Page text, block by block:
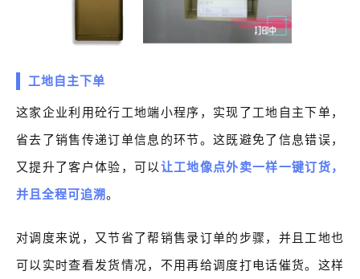
工地自主下单
这家企业利用砼行工地端小程序，实现了工地自主下单，
省去了销售传递订单信息的环节。这既避免了信息错误，
又提升了客户体验，可以 让工地像点外卖一样一键订货，
并且全程可追溯。
对调度来说，又节省了帮销售录订单的步骤，并且工地也
可以实时查看发货情况，不用再给调度打电话催货。这样